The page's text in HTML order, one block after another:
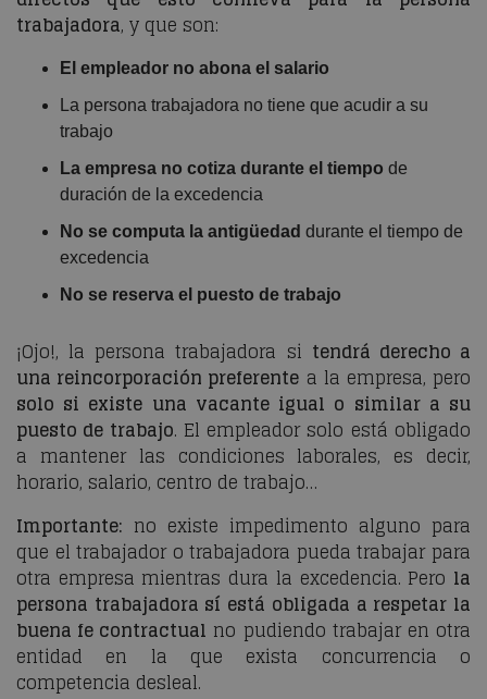
trabajadora, y que son:
El empleador no abona el salario
La persona trabajadora no tiene que acudir a su
trabajo
La empresa no cotiza durante el tiempo de
duración de la excedencia
No se computa la antigüedad durante el tiempo de
excedencia
No se reserva el puesto de trabajo
¡Ojo!, la persona trabajadora si tendrá derecho a
una reincorporación preferente a la empresa, pero
solo si existe una vacante igual o similar a su
puesto de trabajo. El empleador solo está obligado
a mantener las condiciones laborales, es decir,
horario, salario, centro de trabajo…
Importante: no existe impedimento alguno para
que el trabajador o trabajadora pueda trabajar para
otra empresa mientras dura la excedencia. Pero la
persona trabajadora sí está obligada a respetar la
buena fe contractual no pudiendo trabajar en otra
entidad en la que exista concurrencia o
competencia desleal.